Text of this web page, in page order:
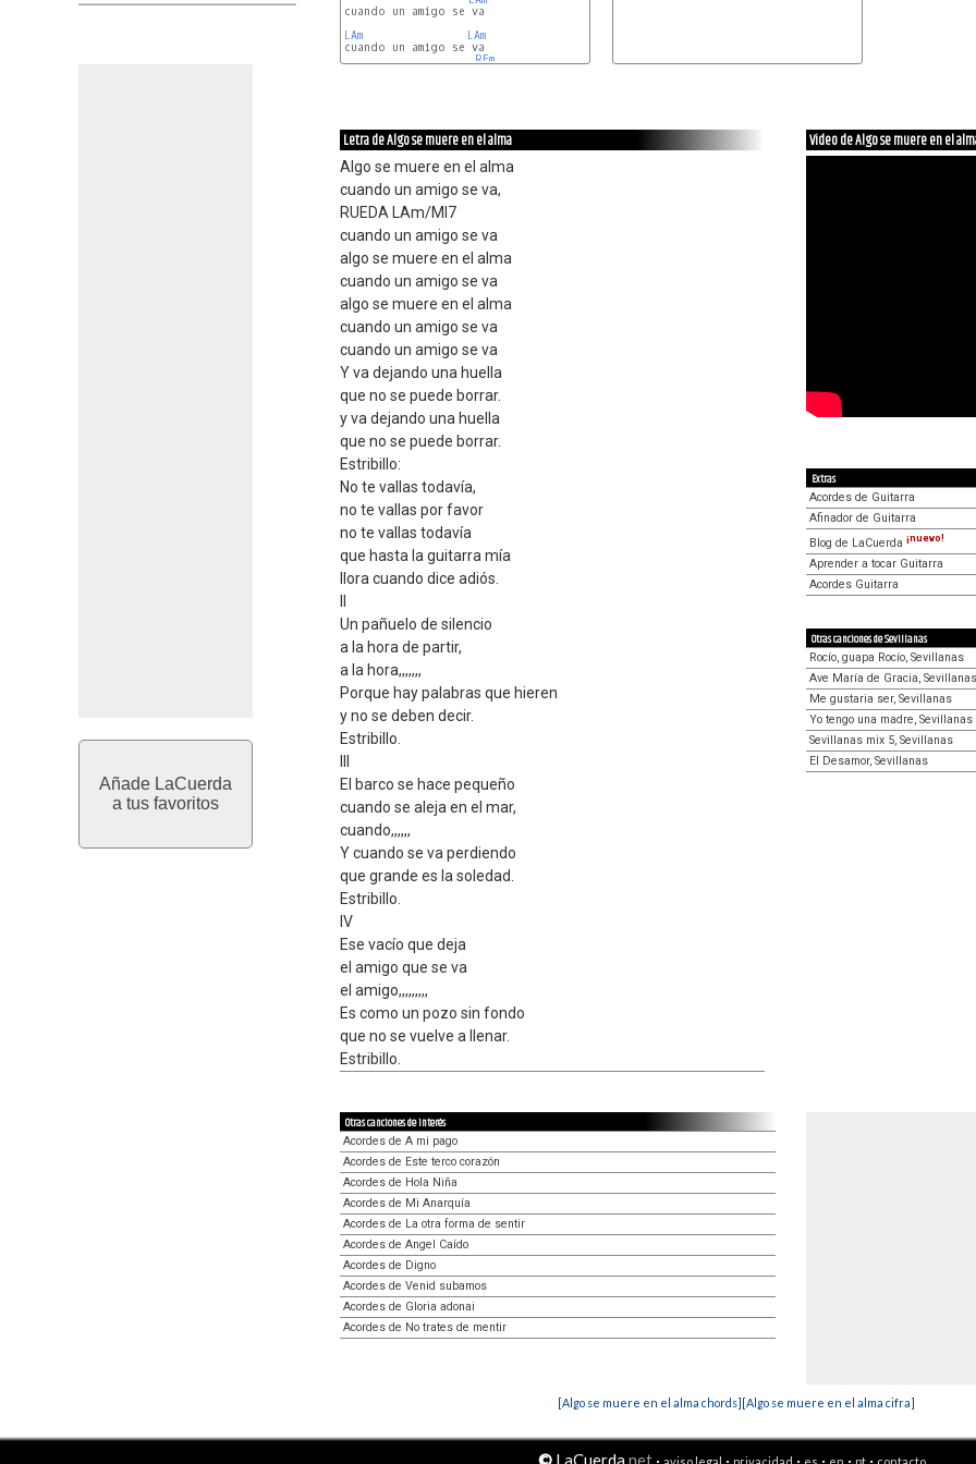
Añade LaCuerda
a tus favoritos
cuando un amigo se va
LAm
LAm
cuando un amigo se va
REm
Letra de Algo se muere en el alma
Algo se muere en el alma
cuando un amigo se va,
RUEDA LAm/MI7
cuando un amigo se va
algo se muere en el alma
cuando un amigo se va
algo se muere en el alma
cuando un amigo se va
cuando un amigo se va
Y va dejando una huella
que no se puede borrar.
y va dejando una huella
que no se puede borrar.
Estribillo:
No te vallas todavía,
no te vallas por favor
no te vallas todavía
que hasta la guitarra mía
llora cuando dice adiós.
Un pañuelo de silencio
a la hora de partir,
a la hora,,,,,,,
Porque hay palabras que hieren
y no se deben decir.
Estribillo.
El barco se hace pequeño
cuando se aleja en el mar,
cuando,,,,,,
Y cuando se va perdiendo
que grande es la soledad.
Estribillo.
IV
Ese vacío que deja
el amigo que se va
el amigo,,,,,,,,,
Es como un pozo sin fondo
que no se vuelve a llenar.
Estribillo.
Video de Algo se muere en el
Extras
Acordes de Guitarra
Afinador de Guitarra
Blog de LaCuerda ¡nuevo!
Aprender a tocar Guitarra
Acordes Guitarra
Otras canciones de Sevillanas
Rocío, guapa Rocío, Sevillanas
Ave María de Gracia, Sevillanas
Me gustaria ser, Sevillanas
Yo tengo una madre, Sevillanas
Sevillanas mix 5, Sevillanas
El Desamor, Sevillanas
Otras canciones de interés
Acordes de A mi pago
Acordes de Este terco corazón
Acordes de Hola Niña
Acordes de Mi Anarquía
Acordes de La otra forma de sentir
Acordes de Angel Caído
Acordes de Digno
Acordes de Venid subamos
Acordes de Gloria adonai
Acordes de No trates de mentir
[Algo se muere en el alma chords][Algo se muere en el alma cifra]
© LaCuerda.net · · · · · ·